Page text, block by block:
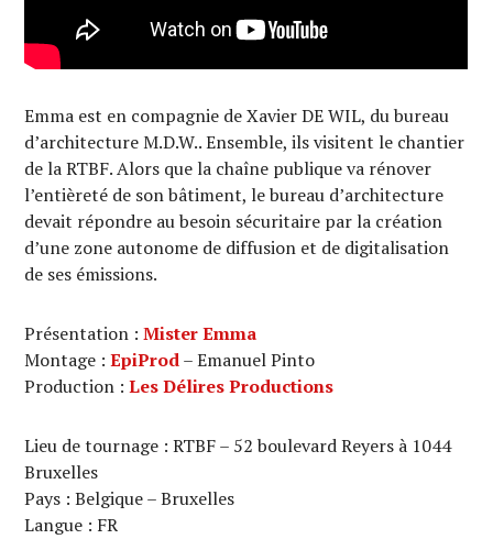
Emma est en compagnie de Xavier DE WIL, du bureau
d’architecture M.D.W.. Ensemble, ils visitent le chantier
de la RTBF. Alors que la chaîne publique va rénover
l’entièreté de son bâtiment, le bureau d’architecture
devait répondre au besoin sécuritaire par la création
d’une zone autonome de diffusion et de digitalisation
de ses émissions.
Présentation :Mister Emma
Montage :EpiProd– Emanuel Pinto
Production :Les Délires Productions
Lieu de tournage : RTBF – 52 boulevard Reyers à 1044
Bruxelles
Pays : Belgique – Bruxelles
Langue : FR